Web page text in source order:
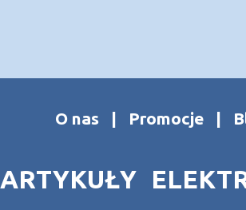
O nas | Promocje |
ARTYKUŁY